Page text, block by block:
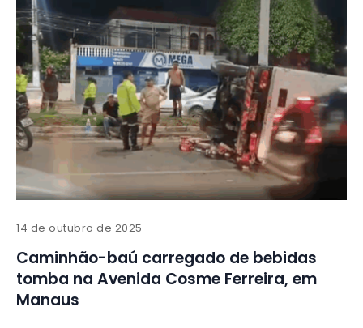
14 de outubro de 2025
Caminhão-baú carregado de bebidas
tomba na Avenida Cosme Ferreira, em
Manaus